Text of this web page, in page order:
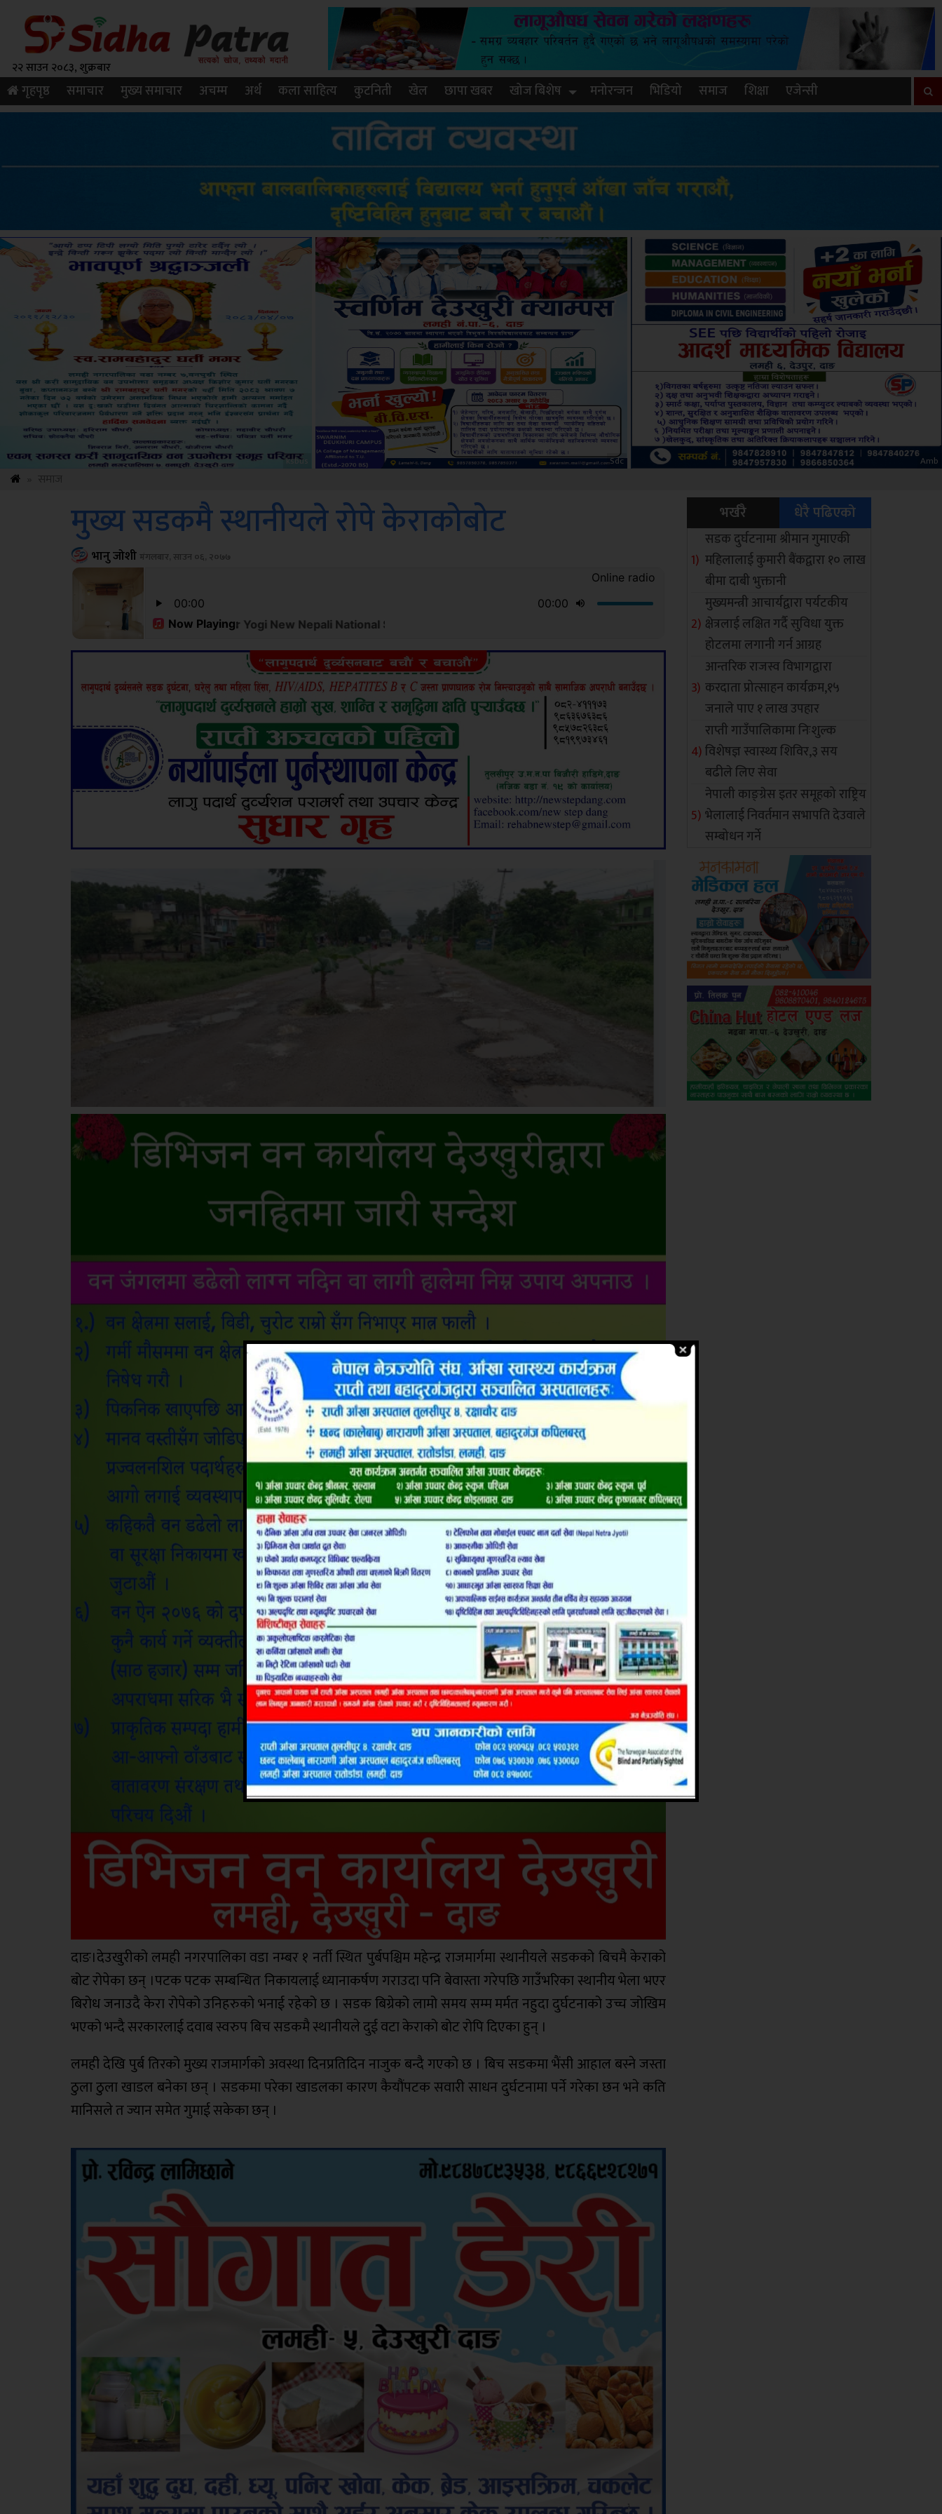
२२ साउन २०८३, शुक्रबार
गृहपृष्ठ समाचार मुख्य समाचार अचम्म अर्थ कला साहित्य कुटनिती खेल छापा खबर खोज बिशेष मनोरन्जन भिडियो समाज शिक्षा एजेन्सी
Sdc Amb ksbus
मुख्य सडकमै स्थानीयले रोपे केराकोबोट
भानु जोशीमंगलबार, साउन ०६, २०७७
दाङ।देउखुरीको लमही नगरपालिका वडा नम्बर १ नर्ती स्थित पुर्बपश्चिम महेन्द्र राजमार्गमा स्थानीयले सडकको बिचमै केराको
बोट रोपेका छन् ।पटक पटक सम्बन्धित निकायलाई ध्यानाकर्षण गराउदा पनि बेवास्ता गरेपछि गाउँभरिका स्थानीय भेला भएर
बिरोध जनाउदै केरा रोपेको उनिहरुको भनाई रहेको छ । सडक बिग्रेको लामो समय सम्म मर्मत नहुदा दुर्घटनाको उच्च जोखिम
भएको भन्दै सरकारलाई दवाब स्वरुप बिच सडकमै स्थानीयले दुई वटा केराको बोट रोपि दिएका हुन् ।
लमही देखि पुर्ब तिरको मुख्य राजमार्गको अवस्था दिनप्रतिदिन नाजुक बन्दै गएको छ । बिच सडकमा भैंसी आहाल बस्ने जस्ता
ठुला ठुला खाडल बनेका छन् । सडकमा परेका खाडलका कारण कैयौंपटक सवारी साधन दुर्घटनामा पर्ने गरेका छन भने कति
मानिसले त ज्यान समेत गुमाई सकेका छन् ।
भर्खरै धेरै पढिएको
सडक दुर्घटनामा श्रीमान गुमाएकी
महिलालाई कुमारी बैंकद्वारा १० लाख
बीमा दाबी भुक्तानी
मुख्यमन्त्री आचार्यद्वारा पर्यटकीय
क्षेत्रलाई लक्षित गर्दै सुविधा युक्त
होटलमा लगानी गर्न आग्रह
आन्तरिक राजस्व विभागद्वारा
करदाता प्रोत्साहन कार्यक्रम,१५
जनाले पाए १ लाख उपहार
राप्ती गाउँपालिकामा निःशुल्क
विशेषज्ञ स्वास्थ्य शिविर,३ सय
बढीले लिए सेवा
नेपाली काङ्ग्रेस इतर समूहको राष्ट्रिय
भेलालाई निवर्तमान सभापति देउवाले
सम्बोधन गर्ने